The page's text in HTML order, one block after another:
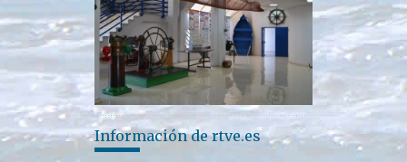
Información de rtve.es